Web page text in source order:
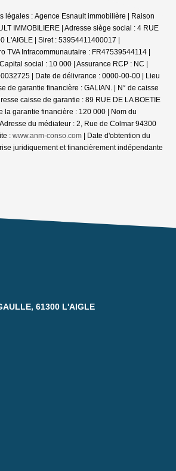
légales : Agence Esnault immobilière | Raison
IMMOBILIERE | Adresse siège social : 4 RUE
L'AIGLE | Siret : 53954411400017 |
TVA Intracommunautaire : FR47539544114 |
social : 10 000 | Assurance RCP : NC |
| Date de délivrance : 0000-00-00 | Lieu
de garantie financière : GALIAN. | N° de caisse
caisse de garantie : 89 RUE DE LA BOETIE
la garantie financière : 120 000 | Nom du
du médiateur : 2, Rue de Colmar 94300
: www.anm-conso.com | Date d'obtention du
juridiquement et financièrement indépendante
61300 L'AIGLE